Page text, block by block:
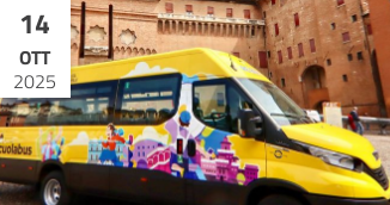
14
OTT
2025